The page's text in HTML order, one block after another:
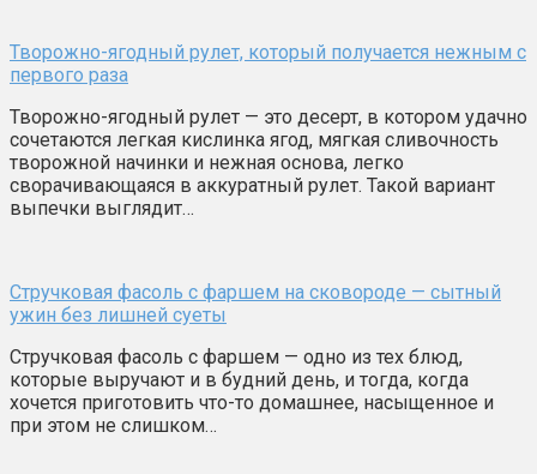
Творожно-ягодный рулет, который получается нежным с
первого раза
Творожно-ягодный рулет — это десерт, в котором удачно
сочетаются легкая кислинка ягод, мягкая сливочность
творожной начинки и нежная основа, легко
сворачивающаяся в аккуратный рулет. Такой вариант
выпечки выглядит…
Стручковая фасоль с фаршем на сковороде — сытный
ужин без лишней суеты
Стручковая фасоль с фаршем — одно из тех блюд,
которые выручают и в будний день, и тогда, когда
хочется приготовить что-то домашнее, насыщенное и
при этом не слишком…